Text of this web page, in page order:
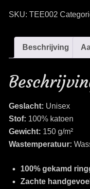
SKU: TEE002
Beschrijving
Geslacht: Unisex
Stof: 100% katoen
Gewicht: 150 g/m²
Wastemperatuur:
100% gekamd
Zachte handgevoel